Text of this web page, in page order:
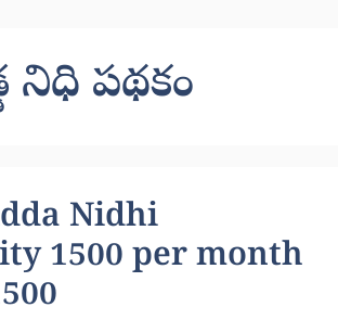
నిధి పథకం
Nidhi
1500 per month